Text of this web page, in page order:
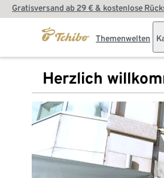
Gratisversand ab 29 € & kostenlose
Themenwelten
Herzlich